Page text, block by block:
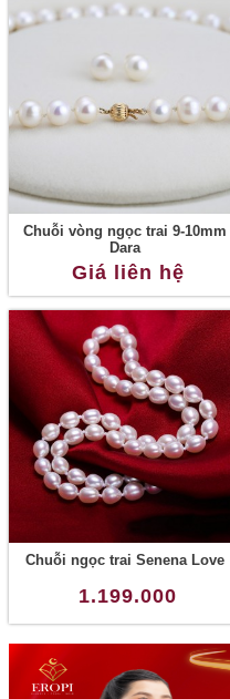
Chuỗi vòng ngọc trai 9-10mm
Dara
Giá liên hệ
Chuỗi ngọc trai Senena Love
1.199.000